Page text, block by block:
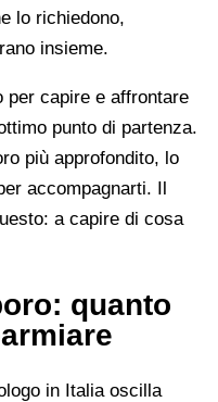
lo richiedono,
insieme.
per capire e affrontare
punto di partenza.
più approfondito, lo
accompagnarti. Il
a capire di cosa
quanto
in Italia oscilla